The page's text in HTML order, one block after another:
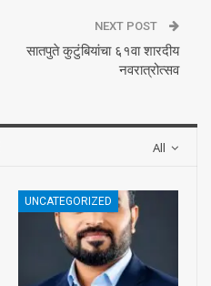
NEXT POST
सातपुते कुटुंबियांचा ६१वा शारदीय
नवरात्रोत्सव
All
UNCATEGORIZED